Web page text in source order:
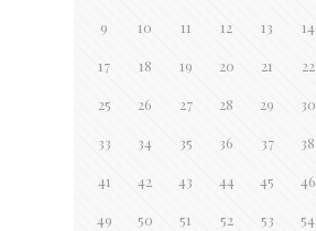
9 10 11 12 13 14
17 18 19 20 21 22
25 26 27 28 29 30
33 34 35 36 37 38
41 42 43 44 45 46
49 50 51 52 53 54